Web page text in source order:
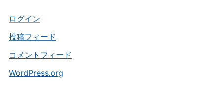
ー
ログイン
投稿フィード
コメントフィード
WordPress.org